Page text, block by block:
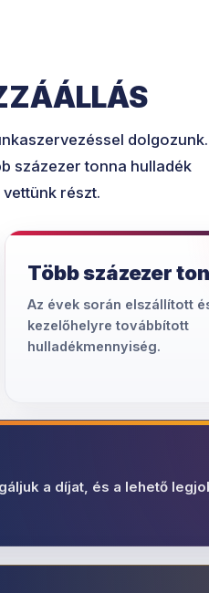
dolgozunk.
százezer tonna hulladék
részt.
Több százezer
Az évek során elszállított
kezelőhelyre továbbított
hulladékmennyiség.
a díjat, és a lehető